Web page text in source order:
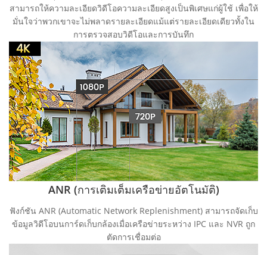
สามารถให้ความละเอียดวิดีโอความละเอียดสูงเป็นพิเศษแก่ผู้ใช้ เพื่อให้
มั่นใจว่าพวกเขาจะไม่พลาดรายละเอียดแม้แต่รายละเอียดเดียวทั้งใน
การตรวจสอบวิดีโอและการบันทึก
ANR (การเติมเต็มเครือข่ายอัตโนมัติ)
ฟังก์ชัน ANR (Automatic Network Replenishment) สามารถจัดเก็บ
ข้อมูลวิดีโอบนการ์ดเก็บกล้องเมื่อเครือข่ายระหว่าง IPC และ NVR ถูก
ตัดการเชื่อมต่อ